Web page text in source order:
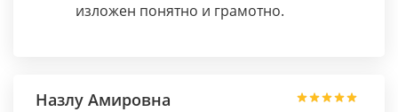
изложен понятно и грамотно.
Назлу Амировна